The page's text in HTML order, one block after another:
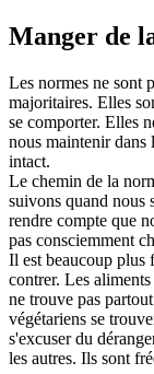
Manger de
Les normes ne sont
majoritaires. Elles
se comporter. Elles
nous maintenir dans
intact.
Le chemin de la
suivons quand nous
rendre compte que
pas consciemment
Il est beaucoup plus
contrer. Les
ne trouve pas
végétariens se
s'excuser du
les autres. Ils sont